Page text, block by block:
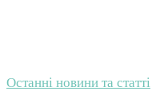
Останні новини та статті